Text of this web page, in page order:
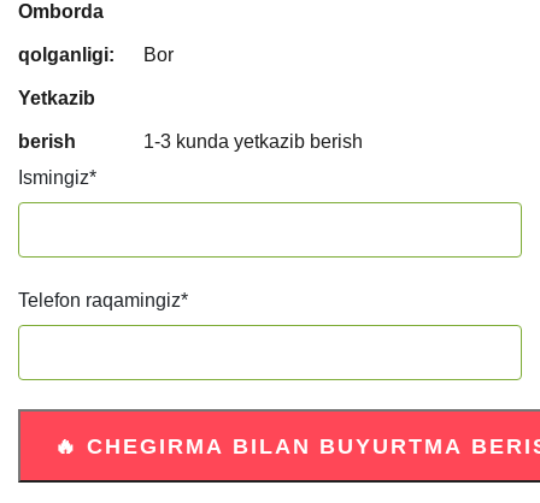
Omborda
qolganligi: Bor
Yetkazib
berish
1-3 kunda yetkazib berish
Ismingiz*
Telefon raqamingiz*